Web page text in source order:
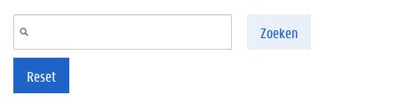
Zoeken
Reset